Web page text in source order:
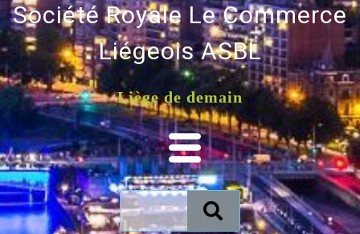
Société Royale Le Commerce
Liégeois ASBL
Liège de demain